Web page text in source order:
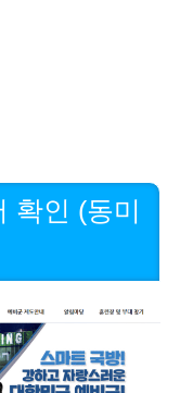
확인 (동미